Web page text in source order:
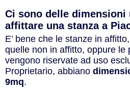
Ci sono delle dimensioni
affittare una stanza a
E’ bene che le stanze in
quelle non in affitto, oppure le
vengono riservate ad uso
Proprietario, abbiano
9mq.